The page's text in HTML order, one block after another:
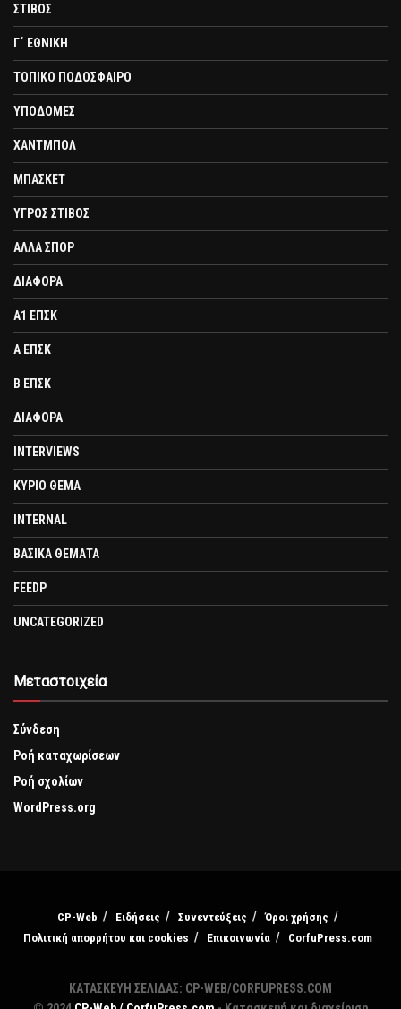
ΣΤΙΒΟΣ
Γ΄ ΕΘΝΙΚΗ
ΤΟΠΙΚΟ ΠΟΔΟΣΦΑΙΡΟ
ΥΠΟΔΟΜΕΣ
ΧΑΝΤΜΠΟΛ
ΜΠΑΣΚΕΤ
ΥΓΡΟΣ ΣΤΙΒΟΣ
ΑΛΛΑ ΣΠΟΡ
ΔΙΑΦΟΡΑ
Α1 ΕΠΣΚ
Α ΕΠΣΚ
Β ΕΠΣΚ
ΔΙΑΦΟΡΑ
INTERVIEWS
ΚΥΡΙΟ ΘΕΜΑ
INTERNAL
ΒΑΣΙΚΑ ΘΕΜΑΤΑ
FEEDP
UNCATEGORIZED
Μεταστοιχεία
Σύνδεση
Ροή καταχωρίσεων
Ροή σχολίων
WordPress.org
CP-Web Ειδήσεις Συνεντεύξεις
Όροι χρήσης
Πολιτική απορρήτου και cookies
Επικοινωνία CorfuPress.com
ΚΑΤΑΣΚΕΥΗ ΣΕΛΙΔΑΣ: CP-WEB/CORFUPRESS.COM